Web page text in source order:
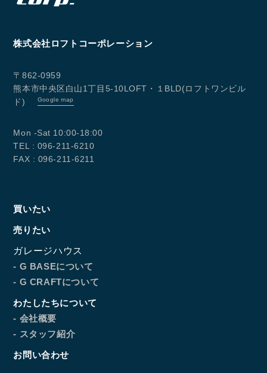
株式会社ロフトコーポレーション
〒862-0959
熊本市中央区白山1丁目5-10LOFT・１BLD(ロフトワンビル
ド)
Google map
Mon -Sat 10:00-18:00
TEL : 096-211-6210
FAX : 096-211-6211
買いたい
売りたい
ガレージハウス
- G BASEについて
- G CRAFTについて
わたしたちについて
- 会社概要
- スタッフ紹介
お問い合わせ